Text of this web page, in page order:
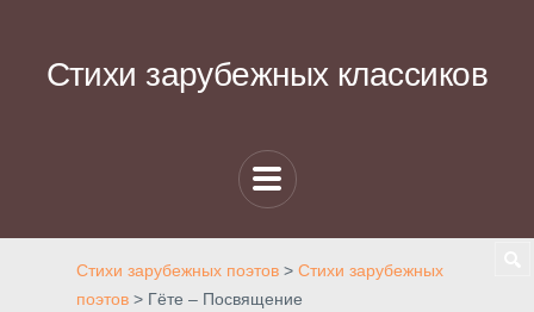
Стихи зарубежных классиков
Стихи зарубежных поэтов > Стихи зарубежных
поэтов > Гёте – Посвящение